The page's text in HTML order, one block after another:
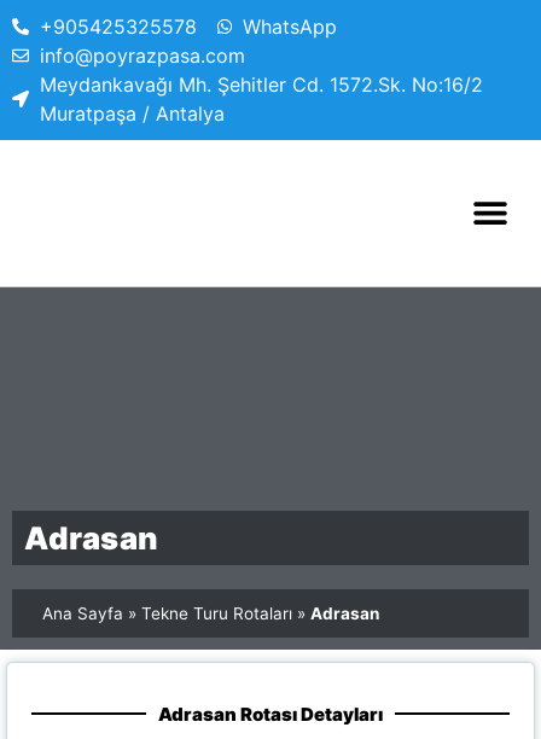
+905425325578
WhatsApp
info@poyrazpasa.com
Meydankavağı Mh. Şehitler Cd. 1572.Sk. No:16/2
Muratpaşa / Antalya
Adrasan
Ana Sayfa » Tekne Turu Rotaları » Adrasan
Adrasan Rotası Detayları